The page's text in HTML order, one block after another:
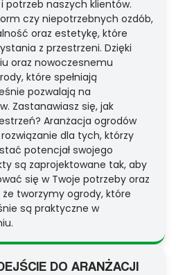
potrzeb naszych klientów.
czy niepotrzebnych ozdób,
oraz estetykę, które
z przestrzeni. Dzięki
oraz nowoczesnemu
które spełniają
pozwalają na
Zastanawiasz się, jak
Aranżacja ogrodów
dla tych, którzy
potencjał swojego
są zaprojektowane tak, aby
się w Twoje potrzeby oraz
tworzymy ogrody, które
są praktyczne w
DO ARANŻACJI